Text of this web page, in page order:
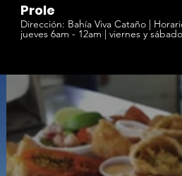
Prole
Dirección: Bahía Viva Cataño | Horario: domingo, lunes, martes y miércoles 6am - 9pm |
jueves 6am - 12am | viernes y sábado 6am - 2am | domingo 9am - 12am | Teléfono: 787-
671-2094